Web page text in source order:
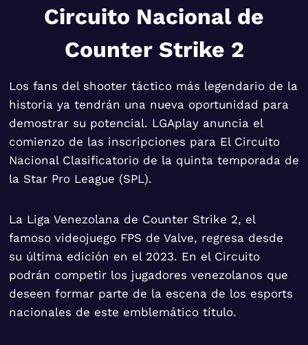
Circuito Nacional de
Counter Strike 2
Los fans del shooter táctico más legendario de la
historia ya tendrán una nueva oportunidad para
demostrar su potencial. LGAplay anuncia el
comienzo de las inscripciones para El Circuito
Nacional Clasificatorio de la quinta temporada de
la Star Pro League (SPL).
La Liga Venezolana de Counter Strike 2, el
famoso videojuego FPS de Valve, regresa desde
su última edición en el 2023. En el Circuito
podrán competir los jugadores venezolanos que
deseen formar parte de la escena de los esports
nacionales de este emblemático título.